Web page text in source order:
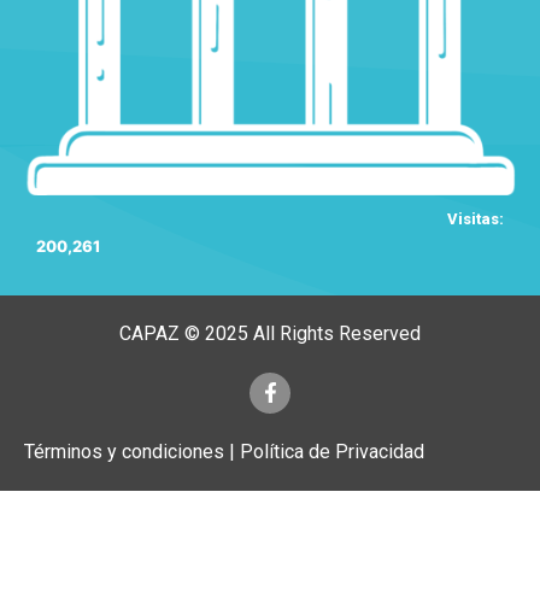
Visitas:
200,261
CAPAZ © 2025 All Rights Reserved
Términos y condiciones | Política de Privacidad